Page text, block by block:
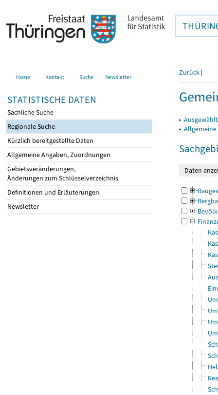
Home Kontakt Suche Newsletter
STATISTISCHE DATEN
Sachliche Suche
Regionale Suche
Kürzlich bereitgestellte Daten
Allgemeine Angaben, Zuordnungen
Gebietsveränderungen,
Änderungen zum Schlüsselverzeichnis
Definitionen und Erläuterungen
Newsletter
Zurück |
▸
▸